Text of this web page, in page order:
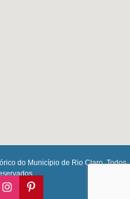
do Município de Rio Claro. Todos